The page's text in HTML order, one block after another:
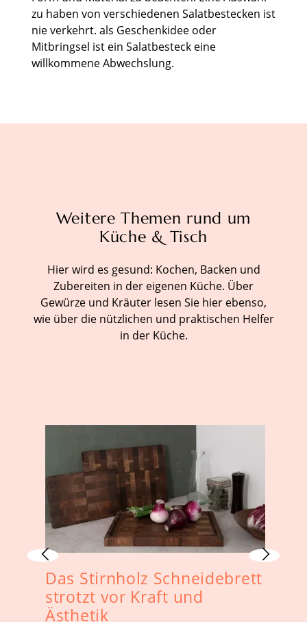
zu haben von verschiedenen Salatbestecken ist
nie verkehrt. als Geschenkidee oder
Mitbringsel ist ein Salatbesteck eine
willkommene Abwechslung.
Weitere Themen rund um
Küche & Tisch
Hier wird es gesund: Kochen, Backen und
Zubereiten in der eigenen Küche. Über
Gewürze und Kräuter lesen Sie hier ebenso,
wie über die nützlichen und praktischen Helfer
in der Küche.
Das Stirnholz Schneidebrett
strotzt vor Kraft und
Ästhetik